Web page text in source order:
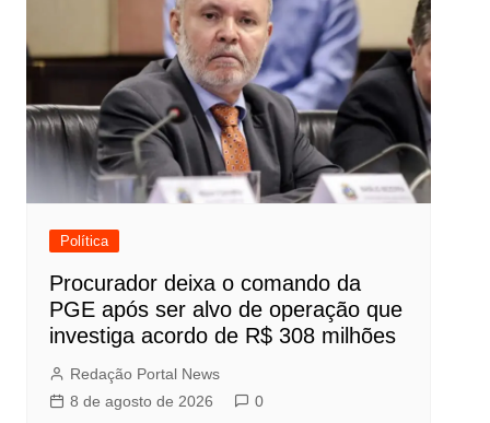
Política
Procurador deixa o comando da
PGE após ser alvo de operação que
investiga acordo de R$ 308 milhões
Redação Portal News
8 de agosto de 2026
0